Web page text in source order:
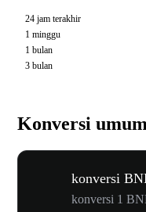
24 jam terakhir
1 minggu
1 bulan
3 bulan
Konversi umum
konversi
konversi 1